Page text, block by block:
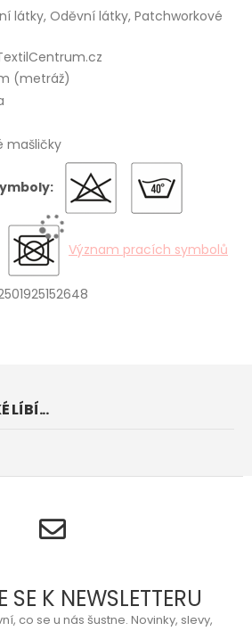
látky, Oděvní látky, Patchworkové
(metráž)
mašličky
Význam pracích symbolů
LÍBÍ...
SE K NEWSLETTERU
co se u nás šustne. Novinky, slevy,